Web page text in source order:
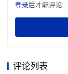
登录后才能评论
评论列表